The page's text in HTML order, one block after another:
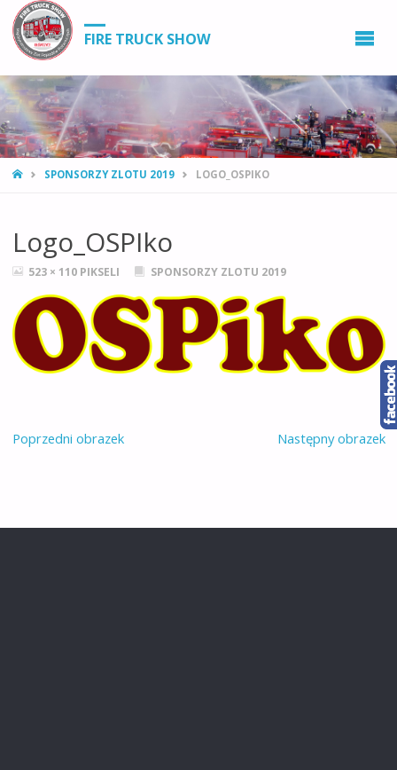
FIRE TRUCK SHOW
STRONA
SPONSORZY ZLOTU 2019 LOGO_OSPIKO
Logo_OSPIko
PEŁNY523 × 110 PIKSELI SPONSORZY ZLOTU 2019
Poprzedni obrazek Następny obrazek